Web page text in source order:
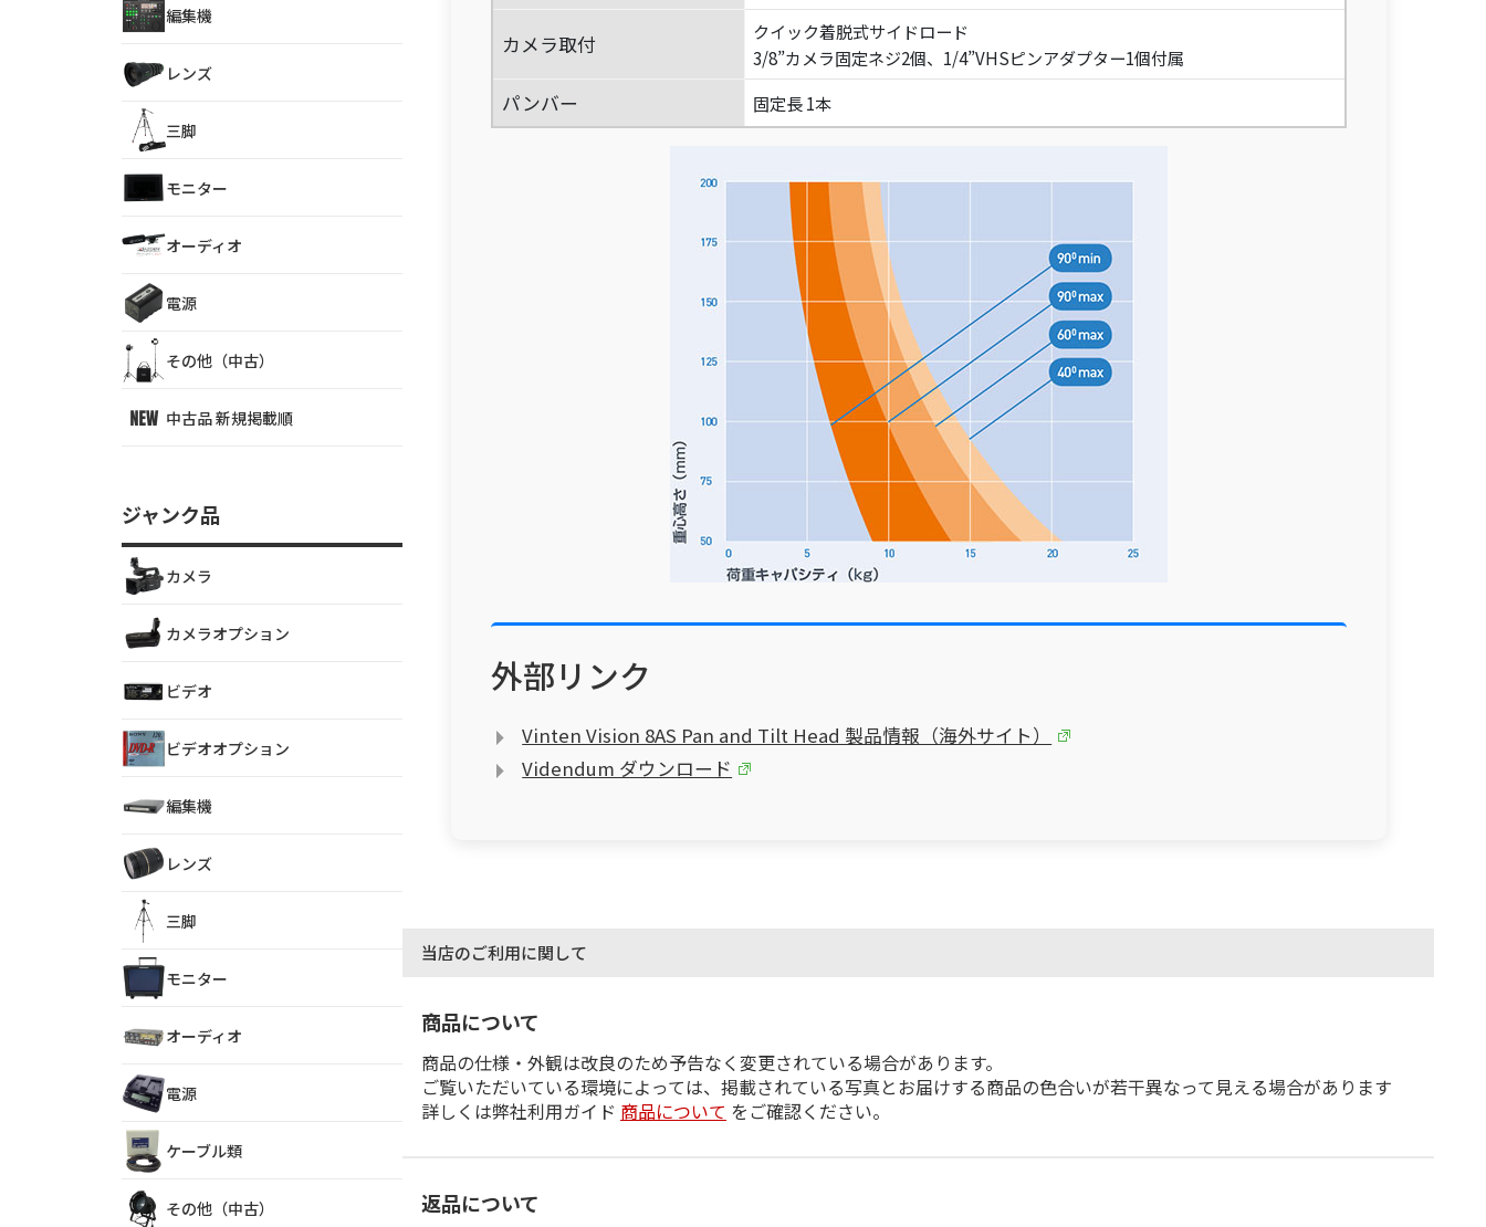
カメラ取付
クイック着脱式サイドロード
3/8”カメラ固定ネジ2個、1/4”VHSピンアダプター1個付属
パンバー 固定長 1本
外部リンク
Vinten Vision 8AS Pan and Tilt Head 製品情報（海外サイト）
Videndum ダウンロード
当店のご利用に関して
商品について
商品の仕様・外観は改良のため予告なく変更されている場合があります。
ご覧いただいている環境によっては、掲載されている写真とお届けする商品の色合いが若干異なって見える場合があります
詳しくは弊社利用ガイド 商品について をご確認ください。
返品について
編集機
レンズ
三脚
モニター
オーディオ
電源
その他（中古）
中古品 新規掲載順
ジャンク品
カメラ
カメラオプション
ビデオ
ビデオオプション
編集機
レンズ
三脚
モニター
オーディオ
電源
ケーブル類
その他（中古）